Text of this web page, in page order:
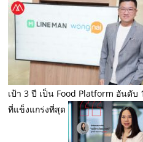
เป้า 3 ปี เป็น Food Platform อันดับ
ที่แข็งแกร่งที่สุด